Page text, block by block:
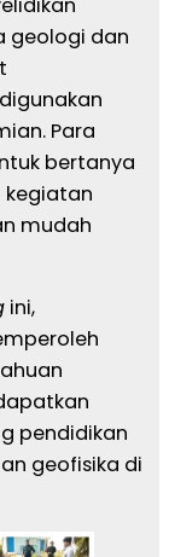
geologi dan
Para
bertanya
kegiatan
mudah
ini,
pendidikan
geofisika di